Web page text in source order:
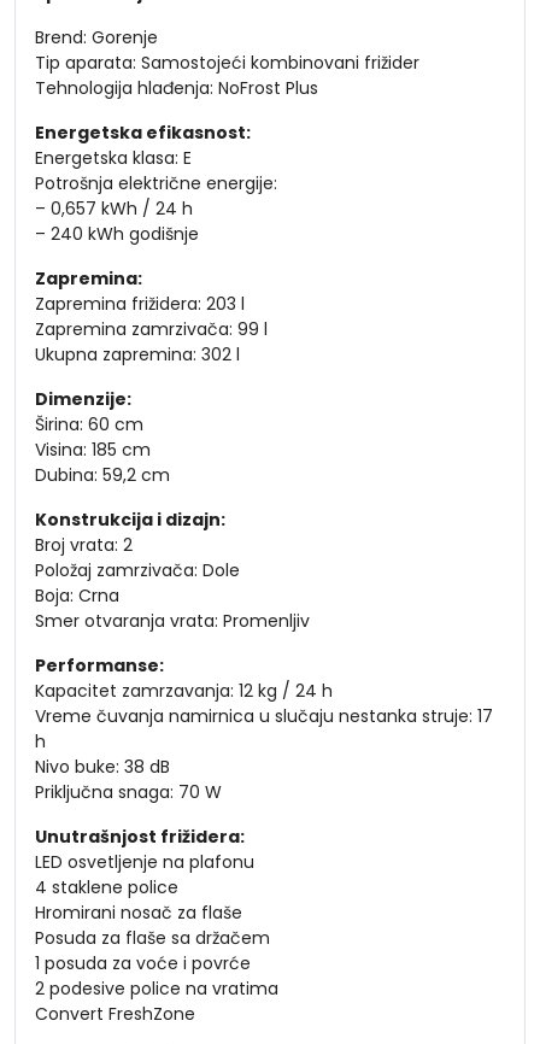
Brend: Gorenje
Tip aparata: Samostojeći kombinovani frižider
Tehnologija hlađenja: NoFrost Plus
Energetska efikasnost:
Energetska klasa: E
Potrošnja električne energije:
– 0,657 kWh / 24 h
– 240 kWh godišnje
Zapremina:
Zapremina frižidera: 203 l
Zapremina zamrzivača: 99 l
Ukupna zapremina: 302 l
Dimenzije:
Širina: 60 cm
Visina: 185 cm
Dubina: 59,2 cm
Konstrukcija i dizajn:
Broj vrata: 2
Položaj zamrzivača: Dole
Boja: Crna
Smer otvaranja vrata: Promenljiv
Performanse:
Kapacitet zamrzavanja: 12 kg / 24 h
Vreme čuvanja namirnica u slučaju nestanka struje: 17
h
Nivo buke: 38 dB
Priključna snaga: 70 W
Unutrašnjost frižidera:
LED osvetljenje na plafonu
4 staklene police
Hromirani nosač za flaše
Posuda za flaše sa držačem
1 posuda za voće i povrće
2 podesive police na vratima
Convert FreshZone